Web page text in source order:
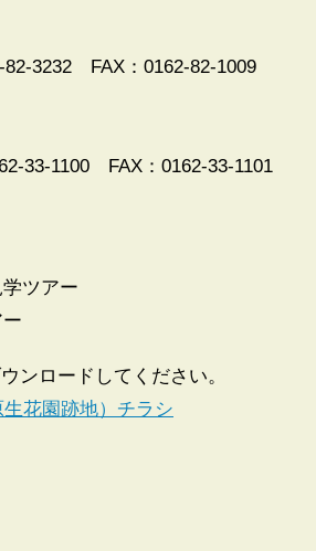
3232 FAX：0162-82-1009
33-1100 FAX：0162-33-1101
ツアー
ンロードしてください。
花園跡地）チラシ